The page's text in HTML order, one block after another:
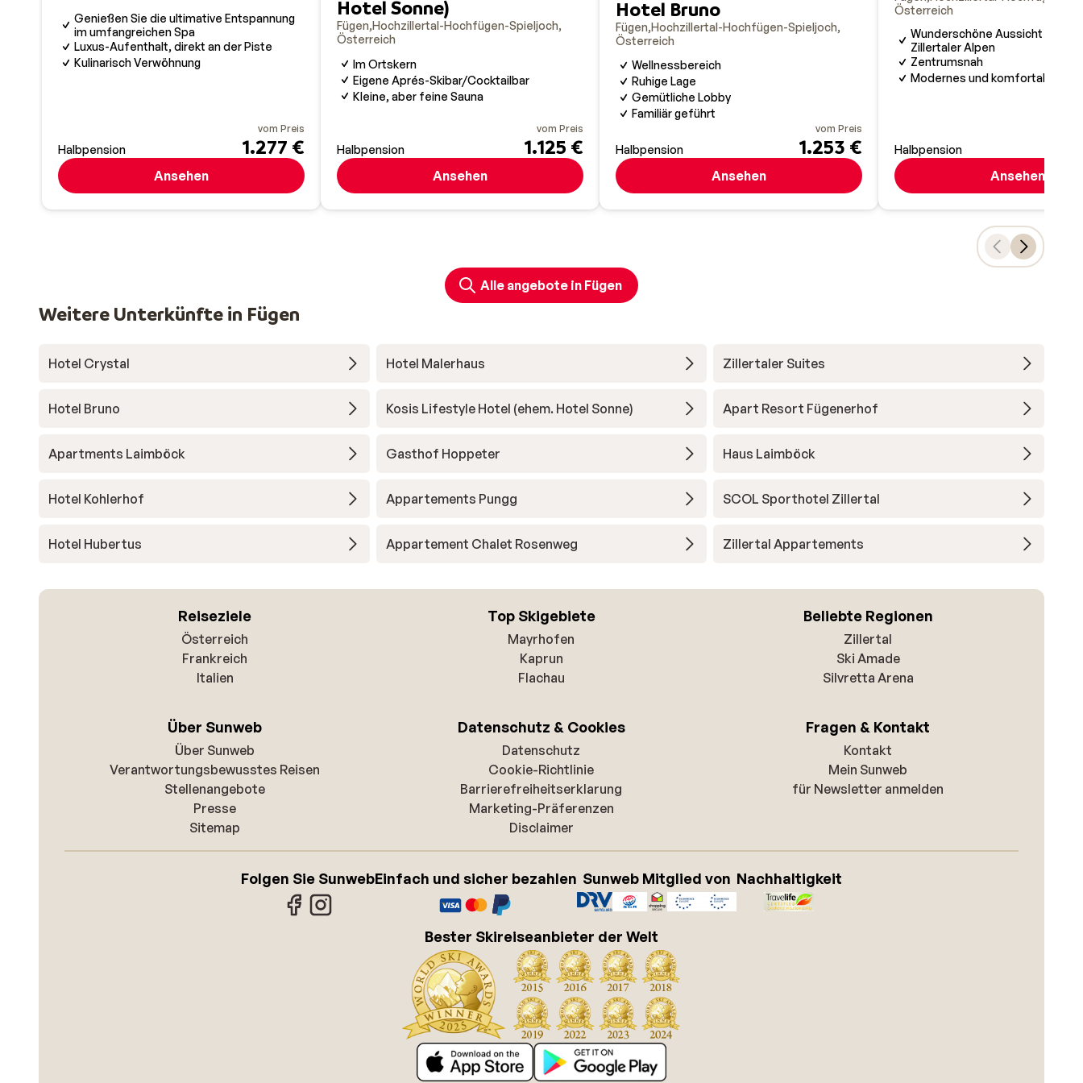
Genießen Sie die ultimative Entspannung
im umfangreichen Spa
Luxus-Aufenthalt, direkt an der Piste
Kulinarisch Verwöhnung
Halbpension
vom Preis
1.277 €
Ansehen
Hotel Sonne)
Fügen Hochzillertal-Hochfügen-Spieljoch
Österreich
Im Ortskern
Eigene Aprés-Skibar/Cocktailbar
Kleine, aber feine Sauna
Halbpension
vom Preis
1.125 €
Ansehen
Hotel Bruno
Fügen Hochzillertal-Hochfügen-Spieljoch
Österreich
Wellnessbereich
Ruhige Lage
Gemütliche Lobby
Familiär geführt
Halbpension
vom Preis
1.253 €
Ansehen
Österreich
Wunderschöne Aussicht über
Zillertaler Alpen
Zentrumsnah
Modernes und komfortables
Halbpension
Ansehen
Alle angebote in Fügen
Weitere Unterkünfte in Fügen
Hotel Crystal Hotel Malerhaus Zillertaler Suites
Hotel Bruno Kosis Lifestyle Hotel (ehem. Hotel Sonne) Apart Resort Fügenerhof
Apartments Laimböck Gasthof Hoppeter Haus Laimböck
Hotel Kohlerhof Appartements Pungg SCOL Sporthotel Zillertal
Hotel Hubertus Appartement Chalet Rosenweg Zillertal Appartements
Reiseziele
Österreich
Frankreich
Italien
Top Skigebiete
Mayrhofen
Kaprun
Flachau
Beliebte Regionen
Zillertal
Ski Amade
Silvretta Arena
Über Sunweb
Über Sunweb
Verantwortungsbewusstes Reisen
Stellenangebote
Presse
Sitemap
Datenschutz & Cookies
Datenschutz
Cookie-Richtlinie
Barrierefreiheitserklarung
Marketing-Präferenzen
Disclaimer
Fragen & Kontakt
Kontakt
Mein Sunweb
für Newsletter anmelden
Folgen Sie SunwebEinfach und sicher bezahlen Sunweb Mitglied von Nachhaltigkeit
Bester Skireiseanbieter der Welt